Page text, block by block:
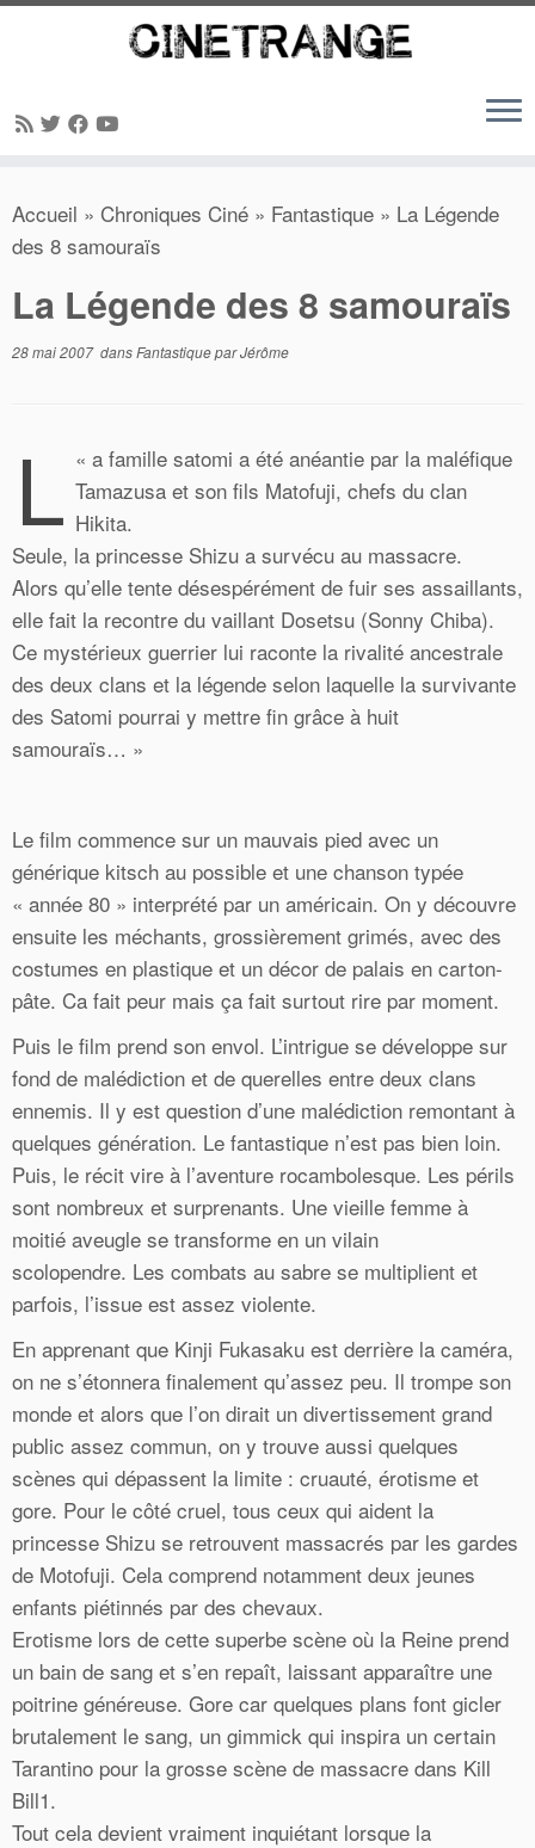
au
contenu
Accueil » Chroniques Ciné » Fantastique » La Légende
des 8 samouraïs
La Légende des 8 samouraïs
28 mai 2007dansFantastiqueparJérôme
«
L
a famille satomi a été anéantie par la maléfique
Tamazusa et son fils Matofuji, chefs du clan
Hikita.
Seule, la princesse Shizu a survécu au massacre.
Alors qu’elle tente désespérément de fuir ses assaillants,
elle fait la recontre du vaillant Dosetsu (Sonny Chiba).
Ce mystérieux guerrier lui raconte la rivalité ancestrale
des deux clans et la légende selon laquelle la survivante
des Satomi pourrai y mettre fin grâce à huit
samouraïs… »
Le film commence sur un mauvais pied avec un
générique kitsch au possible et une chanson typée
« année 80 » interprété par un américain. On y découvre
ensuite les méchants, grossièrement grimés, avec des
costumes en plastique et un décor de palais en carton-
pâte. Ca fait peur mais ça fait surtout rire par moment.
Puis le film prend son envol. L’intrigue se développe sur
fond de malédiction et de querelles entre deux clans
ennemis. Il y est question d’une malédiction remontant à
quelques génération. Le fantastique n’est pas bien loin.
Puis, le récit vire à l’aventure rocambolesque. Les périls
sont nombreux et surprenants. Une vieille femme à
moitié aveugle se transforme en un vilain
scolopendre. Les combats au sabre se multiplient et
parfois, l’issue est assez violente.
En apprenant que Kinji Fukasaku est derrière la caméra,
on ne s’étonnera finalement qu’assez peu. Il trompe son
monde et alors que l’on dirait un divertissement grand
public assez commun, on y trouve aussi quelques
scènes qui dépassent la limite : cruauté, érotisme et
gore. Pour le côté cruel, tous ceux qui aident la
princesse Shizu se retrouvent massacrés par les gardes
de Motofuji. Cela comprend notamment deux jeunes
enfants piétinnés par des chevaux.
Erotisme lors de cette superbe scène où la Reine prend
un bain de sang et s’en repaît, laissant apparaître une
poitrine généreuse. Gore car quelques plans font gicler
brutalement le sang, un gimmick qui inspira un certain
Tarantino pour la grosse scène de massacre dans Kill
Bill1.
Tout cela devient vraiment inquiétant lorsque la